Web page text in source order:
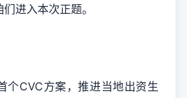
进入本次正题。
个CVC方案，推进当地出资生